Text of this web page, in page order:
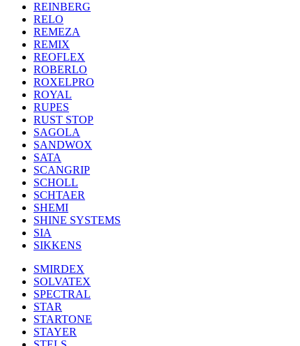
REINBERG
RELO
REMEZA
REMIX
REOFLEX
ROBERLO
ROXELPRO
ROYAL
RUPES
RUST STOP
SAGOLA
SANDWOX
SATA
SCANGRIP
SCHOLL
SCHTAER
SHEMI
SHINE SYSTEMS
SIA
SIKKENS
SMIRDEX
SOLVATEX
SPECTRAL
STAR
STARTONE
STAYER